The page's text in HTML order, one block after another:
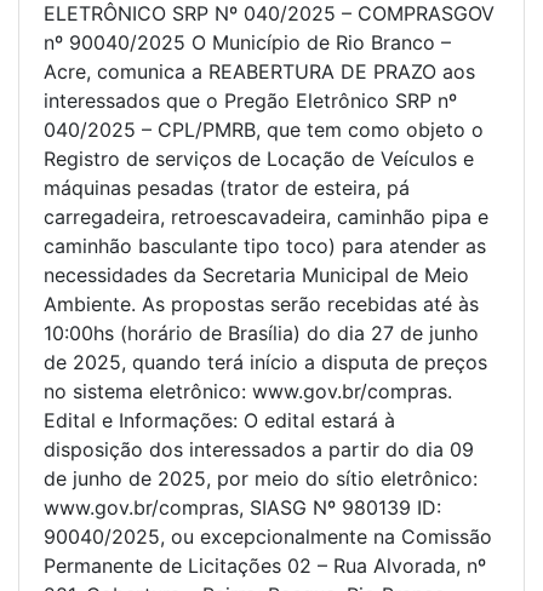
ELETRÔNICO SRP Nº 040/2025 – COMPRASGOV
nº 90040/2025 O Município de Rio Branco –
Acre, comunica a REABERTURA DE PRAZO aos
interessados que o Pregão Eletrônico SRP nº
040/2025 – CPL/PMRB, que tem como objeto o
Registro de serviços de Locação de Veículos e
máquinas pesadas (trator de esteira, pá
carregadeira, retroescavadeira, caminhão pipa e
caminhão basculante tipo toco) para atender as
necessidades da Secretaria Municipal de Meio
Ambiente. As propostas serão recebidas até às
10:00hs (horário de Brasília) do dia 27 de junho
de 2025, quando terá início a disputa de preços
no sistema eletrônico: www.gov.br/compras.
Edital e Informações: O edital estará à
disposição dos interessados a partir do dia 09
de junho de 2025, por meio do sítio eletrônico:
www.gov.br/compras, SIASG Nº 980139 ID:
90040/2025, ou excepcionalmente na Comissão
Permanente de Licitações 02 – Rua Alvorada, nº